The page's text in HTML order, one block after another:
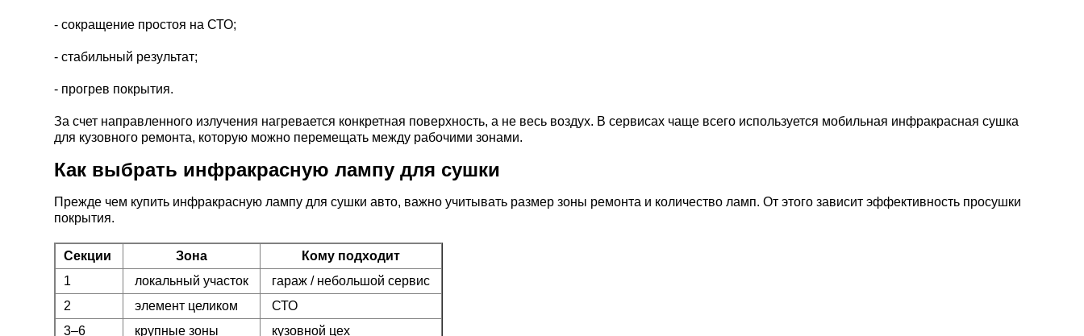
- сокращение простоя на СТО;
- стабильный результат;
- прогрев покрытия.
За счет направленного излучения нагревается конкретная поверхность, а не весь воздух. В сервисах чаще всего используется мобильная инфракрасная сушка
для кузовного ремонта, которую можно перемещать между рабочими зонами.
Как выбрать инфракрасную лампу для сушки
Прежде чем купить инфракрасную лампу для сушки авто, важно учитывать размер зоны ремонта и количество ламп. От этого зависит эффективность просушки
покрытия.
Секции Зона
Кому подходит
1
локальный участок
гараж / небольшой сервис
2
элемент целиком
СТО
3–6
крупные зоны кузовной цех